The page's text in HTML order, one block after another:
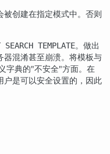
创建在指定模式中。否则
SEARCH TEMPLATE。做出
器混淆甚至崩溃。将模板与
字典的"不安全"方面。在
户是可以安全设置的，因此